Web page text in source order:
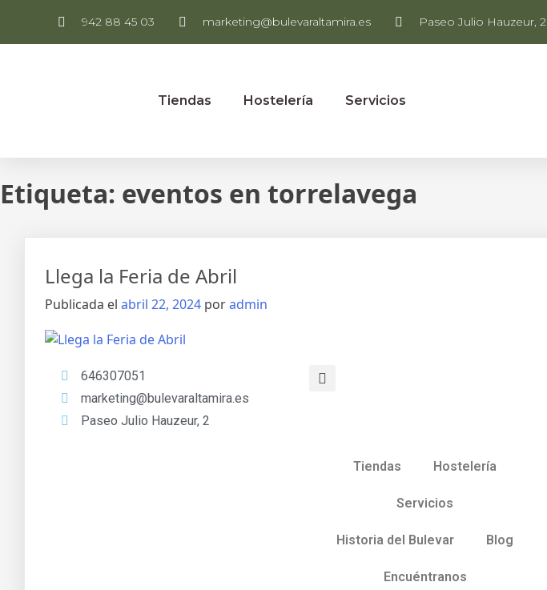
942 88 45 03 marketing@bulevaraltamira.es Paseo Julio Hauzeur, 2
Tiendas Hostelería Servicios
Etiqueta: eventos en torrelavega
Llega la Feria de Abril
Publicada el abril 22, 2024 poradmin
646307051
marketing@bulevaraltamira.es
Paseo Julio Hauzeur, 2
Tiendas Hostelería
Servicios
Historia del Bulevar Blog
Encuéntranos